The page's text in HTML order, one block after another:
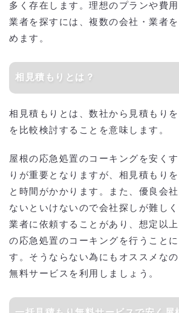
多く存在します。理想のプランや費
業者を探すには、複数の会社・業者
めます。
相見積もりとは？
相見積もりとは、数社から見積もり
を比較検討することを意味します。
屋根の応急処置のコーキングを安く
りが重要となりますが、相見積もり
と時間がかかります。また、優良会
ないといけないので会社探しが難し
業者に依頼することがあり、想定以
の応急処置のコーキングを行うこと
す。そうならない為にもオススメな
無料サービスを利用しましょう。